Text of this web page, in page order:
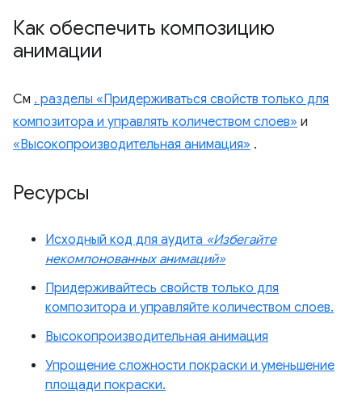
Как обеспечить композицию
анимации
См . разделы «Придерживаться свойств только для
композитора и управлять количеством слоев» и
«Высокопроизводительная анимация» .
Ресурсы
Исходный код для аудита «Избегайте
некомпонованных анимаций»
Придерживайтесь свойств только для
композитора и управляйте количеством слоев.
Высокопроизводительная анимация
Упрощение сложности покраски и уменьшение
площади покраски.